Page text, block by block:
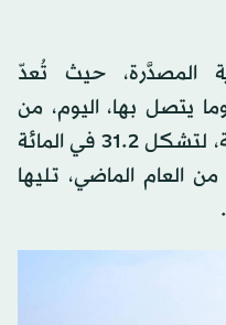
المصدَّرة، حيث تُعدّ
يتصل بها، اليوم، من
أهم سلع الصادرات غير النفطية، لتشكل 31.2 في المائة
من العام الماضي، تليها